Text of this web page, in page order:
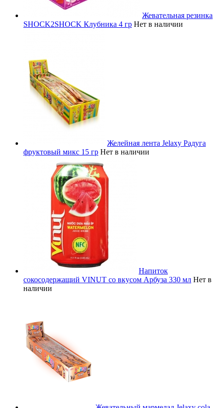
Жевательная резинка
SHOCK2SHOCK Клубника 4 гр Нет в наличии
Желейная лента Jelaxy Радуга
фруктовый микс 15 гр Нет в наличии
Напиток
сокосодержащий VINUT со вкусом Арбуза 330 мл Нет в
наличии